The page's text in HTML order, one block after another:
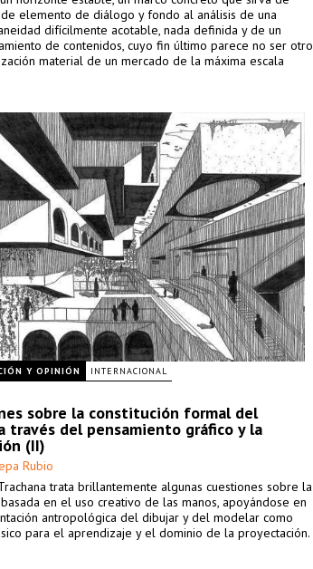
de elemento de diálogo y fondo al análisis de una
difícilmente acotable, nada definida y de un
de contenidos, cuyo fin último parece no ser otro
material de un mercado de la máxima escala
Y OPINIÓN INTERNACIONAL
sobre la constitución formal del
través del pensamiento gráfico y la
(II)
Rubio
trata brillantemente algunas cuestiones sobre la
en el uso creativo de las manos, apoyándose en
antropológica del dibujar y del modelar como
para el aprendizaje y el dominio de la proyectación.